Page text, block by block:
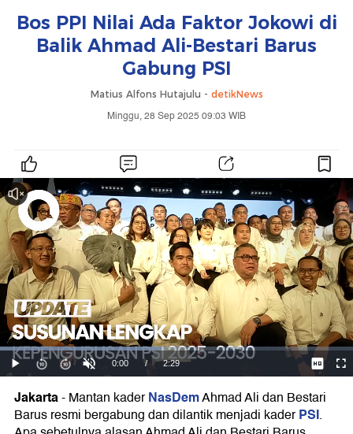
Bos PPI Nilai Ada Faktor Jokowi di
Balik Ahmad Ali-Bestari Barus
Gabung PSI
Matius Alfons Hutajulu - detikNews
Minggu, 28 Sep 2025 09:03 WIB
Jakarta-Mantan kaderNasDemAhmad Ali dan Bestari
Barus resmi bergabung dan dilantik menjadi kaderPSI.